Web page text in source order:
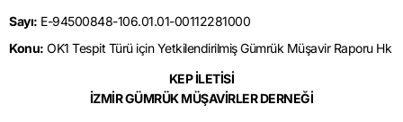
Sayı: E-94500848-106.01.01-00112281000
Konu: OK1 Tespit Türü için Yetkilendirilmiş Gümrük Müşavir Raporu Hk
KEP İLETİSİ
İZMİR GÜMRÜK MÜŞAVİRLER DERNEĞİ